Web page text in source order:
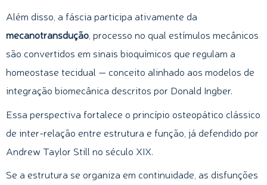
Além disso, a fáscia participa ativamente da
mecanotransdução , processo no qual estímulos mecânicos
são convertidos em sinais bioquímicos que regulam a
homeostase tecidual — conceito alinhado aos modelos de
integração biomecânica descritos por Donald Ingber.
Essa perspectiva fortalece o princípio osteopático clássico
de inter-relação entre estrutura e função, já defendido por
Andrew Taylor Still no século XIX.
Se a estrutura se organiza em continuidade, as disfunções